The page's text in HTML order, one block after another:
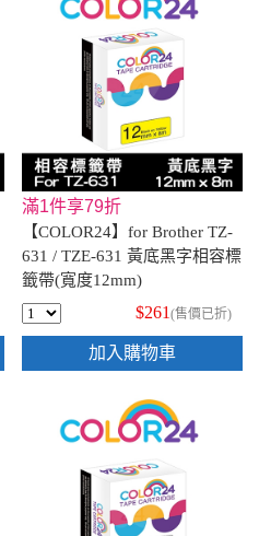
滿1件享79折
【COLOR24】for Brother TZ-
631 / TZE-631 黃底黑字相容標
籤帶(寬度12mm)
$261 (售價已折)
加入購物車